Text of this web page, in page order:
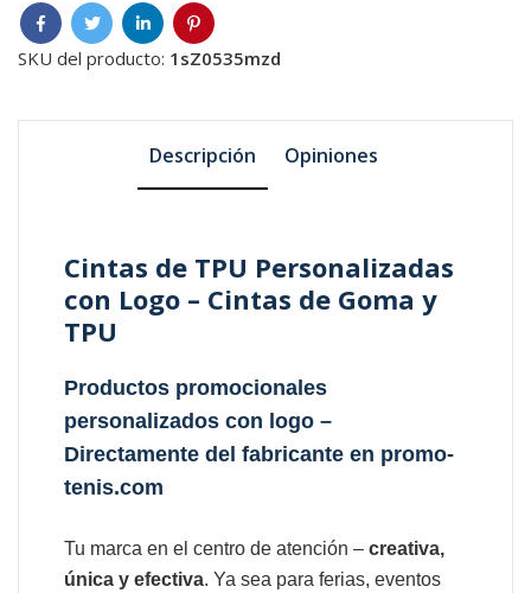
SKU del producto: 1sZ0535mzd
Descripción Opiniones
Cintas de TPU Personalizadas
con Logo – Cintas de Goma y
TPU
Productos promocionales
personalizados con logo –
Directamente del fabricante en promo-
tenis.com
Tu marca en el centro de atención –creativa,
única y efectiva. Ya sea para ferias, eventos